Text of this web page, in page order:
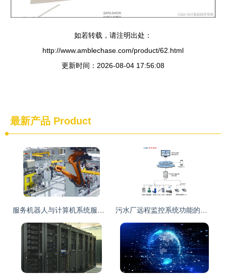
如若转载，请注明出处：
http://www.amblechase.com/product/62.html
更新时间：2026-08-04 17:56:08
最新产品 Product
服务机器人与计算机系统服务的融合 智能化服务的基石 污水厂远程监控系统功能的计算机系统服务架构与核心能力分析